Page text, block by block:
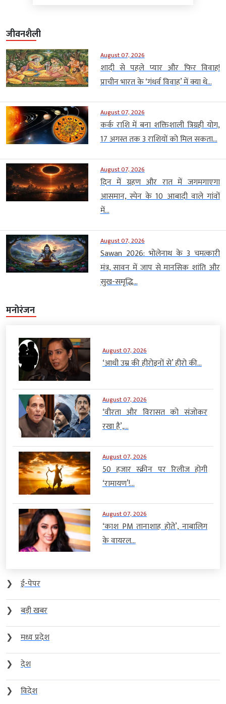
जीवनशैली
August 07, 2026
शादी से पहले प्यार और फिर विवाह!
प्राचीन भारत के ‘गंधर्व विवाह’ में क्या थे...
August 07, 2026
कर्क राशि में बना शक्तिशाली त्रिग्रही योग,
17 अगस्त तक 3 राशियों को मिल सकता...
August 07, 2026
दिन में ग्रहण और रात में जगमगाएगा
आसमान, स्पेन के 10 आबादी वाले गांवों
में...
August 07, 2026
Sawan 2026: भोलेनाथ के 3 चमत्कारी
मंत्र, सावन में जाप से मानसिक शांति और
सुख-समृद्धि...
मनोरंजन
August 07, 2026
‘आधी उम्र की हीरोइनों से’ हीरो की...
August 07, 2026
‘वीरता और विरासत को संजोकर
रखा है’,...
August 07, 2026
50 हजार स्क्रीन पर रिलीज होगी
‘रामायण’!...
August 07, 2026
‘काश PM तानाशाह होते’, नाबालिग
के वायरल...
❯
ई-पेपर
❯
बड़ी खबर
❯
मध्य प्रदेश
❯
देश
❯
विदेश